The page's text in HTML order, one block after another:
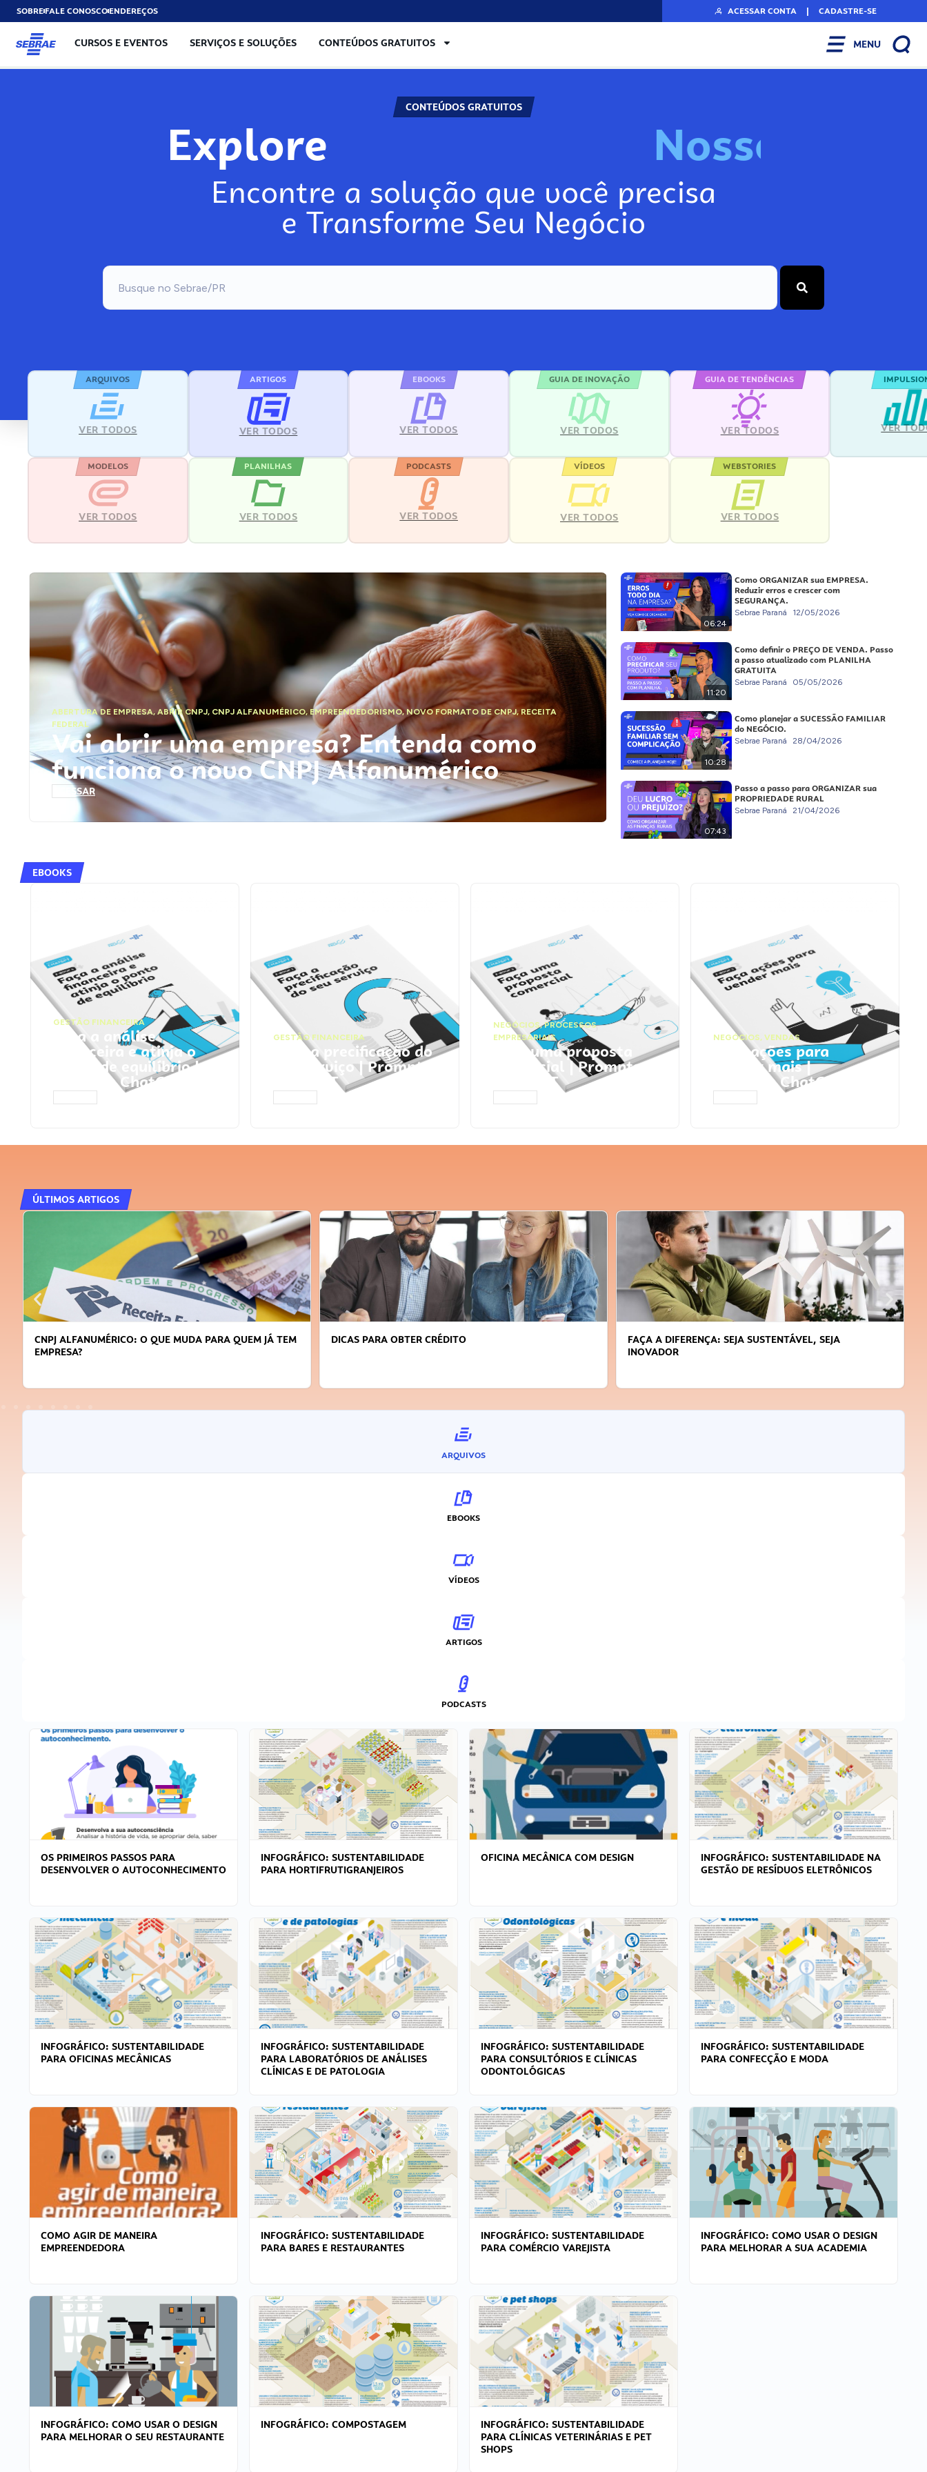
SOBREFALE CONOSCOENDEREÇOS ACESSAR CONTA | CADASTRE-SE
CURSOS E EVENTOS SERVIÇOS E SOLUÇÕES CONTEÚDOS GRATUITOS MENU
CONTEÚDOS GRATUITOS
Explore Nosso
Encontre a solução que você precisa
e Transforme Seu Negócio
ARQUIVOS
VER TODOS
ARTIGOS
VER TODOS
EBOOKS
VER TODOS
GUIA DE INOVAÇÃO
VER TODOS
GUIA DE TENDÊNCIAS
VER TODOS VER
MODELOS
VER TODOS
PLANILHAS
VER TODOS
PODCASTS
VER TODOS
VÍDEOS
VER TODOS
WEBSTORIES
VER TODOS
ABERTURA DE EMPRESA,ABRIR CNPJ, CNPJ ALFANUMÉRICO, EMPREENDEDORISMO,NOVO FORMATO DE CNPJ,RECEITA
FEDERAL
Vai abrir uma empresa? Entenda como
funciona o novo CNPJ Alfanumérico
ACESSAR
06:24
Como ORGANIZAR sua EMPRESA.
Reduzir erros e crescer com
SEGURANÇA.
Sebrae Paraná 12/05/2026
11:20
Como definir o PREÇO DE VENDA. Passo
a passo atualizado com PLANILHA
GRATUITA
Sebrae Paraná 05/05/2026
10:28
Como planejar a SUCESSÃO FAMILIAR
do NEGÓCIO.
Sebrae Paraná 28/04/2026
07:43
Passo a passo para ORGANIZAR sua
PROPRIEDADE RURAL
Sebrae Paraná 21/04/2026
EBOOKS
GESTÃO FINANCEIRA
Faça a análise
financeira e atinja o
ponto de equilíbrio |
Prompts ChatGPT
GESTÃO FINANCEIRA
Faça a precificação do
seu serviço | Prompts
ChatGPT
NEGÓCIOS,PROCESSOS
EMPRESARIAIS
Faça uma proposta
comercial | Prompts
ChatGPT
NEGÓCIOS, VENDAS
Faça ações para
vender mais |
Prompts ChatGPT
ÚLTIMOS ARTIGOS
CNPJ ALFANUMÉRICO: O QUE MUDA PARA QUEM JÁ TEM
EMPRESA?
DICAS PARA OBTER CRÉDITO
FAÇA A DIFERENÇA: SEJA SUSTENTÁVEL, SEJA
INOVADOR
ARQUIVOS
EBOOKS
VÍDEOS
ARTIGOS
PODCASTS
OS PRIMEIROS PASSOS PARA
DESENVOLVER O AUTOCONHECIMENTO
INFOGRÁFICO: SUSTENTABILIDADE
PARA HORTIFRUTIGRANJEIROS
OFICINA MECÂNICA COM DESIGN
INFOGRÁFICO: SUSTENTABILIDADE NA
GESTÃO DE RESÍDUOS ELETRÔNICOS
INFOGRÁFICO: SUSTENTABILIDADE
PARA OFICINAS MECÂNICAS
INFOGRÁFICO: SUSTENTABILIDADE
PARA LABORATÓRIOS DE ANÁLISES
CLÍNICAS E DE PATOLOGIA
INFOGRÁFICO: SUSTENTABILIDADE
PARA CONSULTÓRIOS E CLÍNICAS
ODONTOLÓGICAS
INFOGRÁFICO: SUSTENTABILIDADE
PARA CONFECÇÃO E MODA
COMO AGIR DE MANEIRA
EMPREENDEDORA
INFOGRÁFICO: SUSTENTABILIDADE
PARA BARES E RESTAURANTES
INFOGRÁFICO: SUSTENTABILIDADE
PARA COMÉRCIO VAREJISTA
INFOGRÁFICO: COMO USAR O DESIGN
PARA MELHORAR A SUA ACADEMIA
INFOGRÁFICO: COMO USAR O DESIGN
PARA MELHORAR O SEU RESTAURANTE
INFOGRÁFICO: COMPOSTAGEM
INFOGRÁFICO: SUSTENTABILIDADE
PARA CLÍNICAS VETERINÁRIAS E PET
SHOPS